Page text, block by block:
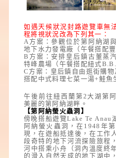
如遇天候狀況封路遊覽車無
程將視狀況改為下列其一：
A方案：參觀位於第阿納湖
地下水力發電廠（午餐搭配豐
B方案：安排皇后鎮古董蒸
特峰農場（午餐搭配紐式
C方案：皇后鎮自由逛街購
搭配中式料理七菜一湯+鮭魚
午後前往紐西蘭第2大湖第
美麗的第阿納湖畔。
【第阿納螢火蟲洞】
傍晚搭船遊覽Lake Te Anau
阿納螢火蟲洞 ，在1948年
現，在遊船抵達後，在工作
段奇特的地下河流探險旅程
河中搭乘小舟（洞內溫度終
的滑入自然天成的地下湖中